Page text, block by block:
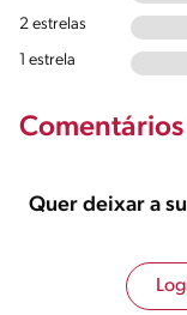
2 estrelas
1 estrela
Quer deixar a